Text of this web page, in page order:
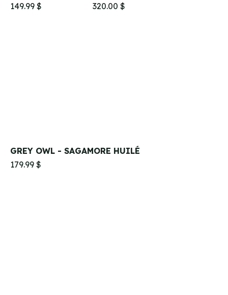
149.99 $
320.00 $
GREY OWL - SAGAMORE HUILÉ
179.99 $